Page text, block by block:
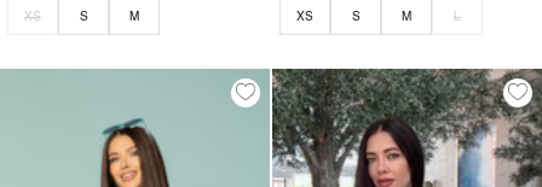
XS S M XS S M L